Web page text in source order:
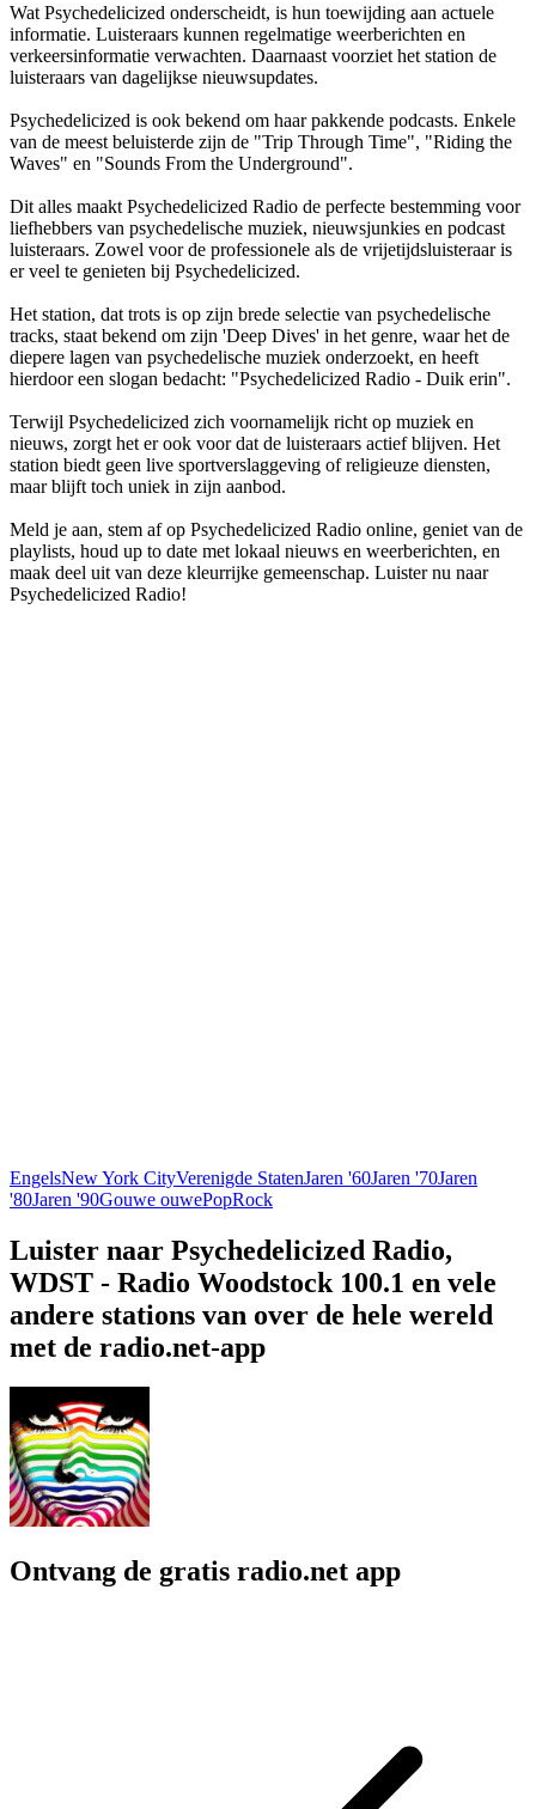
Wat Psychedelicized onderscheidt, is hun toewijding aan actuele
informatie. Luisteraars kunnen regelmatige weerberichten en
verkeersinformatie verwachten. Daarnaast voorziet het station de
luisteraars van dagelijkse nieuwsupdates.
Psychedelicized is ook bekend om haar pakkende podcasts. Enkele
van de meest beluisterde zijn de "Trip Through Time", "Riding the
Waves" en "Sounds From the Underground".
Dit alles maakt Psychedelicized Radio de perfecte bestemming voor
liefhebbers van psychedelische muziek, nieuwsjunkies en podcast
luisteraars. Zowel voor de professionele als de vrijetijdsluisteraar is
er veel te genieten bij Psychedelicized.
Het station, dat trots is op zijn brede selectie van psychedelische
tracks, staat bekend om zijn 'Deep Dives' in het genre, waar het de
diepere lagen van psychedelische muziek onderzoekt, en heeft
hierdoor een slogan bedacht: "Psychedelicized Radio - Duik erin".
Terwijl Psychedelicized zich voornamelijk richt op muziek en
nieuws, zorgt het er ook voor dat de luisteraars actief blijven. Het
station biedt geen live sportverslaggeving of religieuze diensten,
maar blijft toch uniek in zijn aanbod.
Meld je aan, stem af op Psychedelicized Radio online, geniet van de
playlists, houd up to date met lokaal nieuws en weerberichten, en
maak deel uit van deze kleurrijke gemeenschap. Luister nu naar
Psychedelicized Radio!
EngelsNew York CityVerenigde StatenJaren '60Jaren '70Jaren
'80Jaren '90Gouwe ouwePopRock
Luister naar Psychedelicized Radio,
WDST - Radio Woodstock 100.1 en vele
andere stations van over de hele wereld
met de radio.net-app
Ontvang de gratis radio.net app